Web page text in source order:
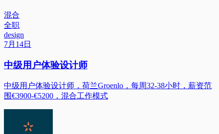
混合
全职
design
7月14日
中级用户体验设计师
中级用户体验设计师，荷兰Groenlo，每周32-38小时，薪资范
围€3900-€5200，混合工作模式